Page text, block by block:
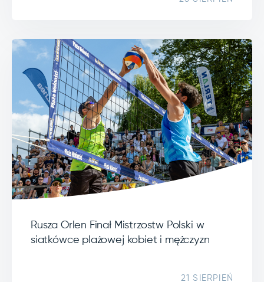
Rusza Orlen Finał Mistrzostw Polski w
siatkówce plażowej kobiet i mężczyzn
21 SIERPIEŃ